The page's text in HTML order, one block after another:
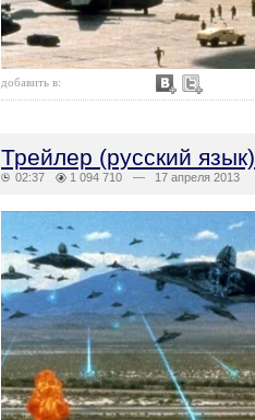
добавить в:
Трейлер (русский язык)
02:37 1 094 710 — 17 апреля 2013